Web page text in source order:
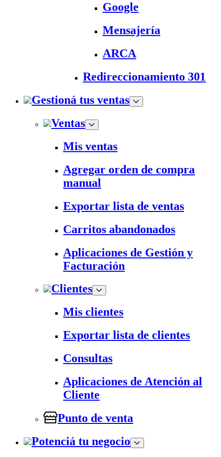
Google
Mensajería
ARCA
Redireccionamiento 301
Gestioná tus ventas
Ventas
Mis ventas
Agregar orden de compra
manual
Exportar lista de ventas
Carritos abandonados
Aplicaciones de Gestión y
Facturación
Clientes
Mis clientes
Exportar lista de clientes
Consultas
Aplicaciones de Atención al
Cliente
Punto de venta
Potenciá tu negocio